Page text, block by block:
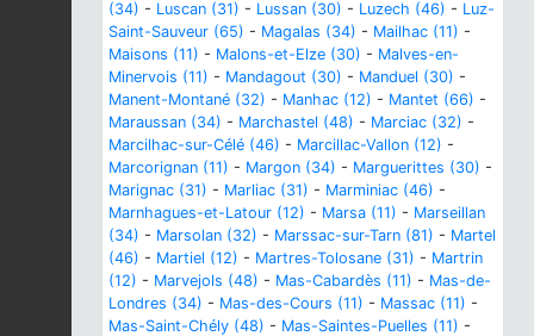
(34) - Luscan (31) - Lussan (30) - Luzech (46) - Luz-
Saint-Sauveur (65) - Magalas (34) - Mailhac (11) -
Maisons (11) - Malons-et-Elze (30) - Malves-en-
Minervois (11) - Mandagout (30) - Manduel (30) -
Manent-Montané (32) - Manhac (12) - Mantet (66) -
Maraussan (34) - Marchastel (48) - Marciac (32) -
Marcilhac-sur-Célé (46) - Marcillac-Vallon (12) -
Marcorignan (11) - Margon (34) - Marguerittes (30) -
Marignac (31) - Marliac (31) - Marminiac (46) -
Marnhagues-et-Latour (12) - Marsa (11) - Marseillan
(34) - Marsolan (32) - Marssac-sur-Tarn (81) - Martel
(46) - Martiel (12) - Martres-Tolosane (31) - Martrin
(12) - Marvejols (48) - Mas-Cabardès (11) - Mas-de-
Londres (34) - Mas-des-Cours (11) - Massac (11) -
Mas-Saint-Chély (48) - Mas-Saintes-Puelles (11) -